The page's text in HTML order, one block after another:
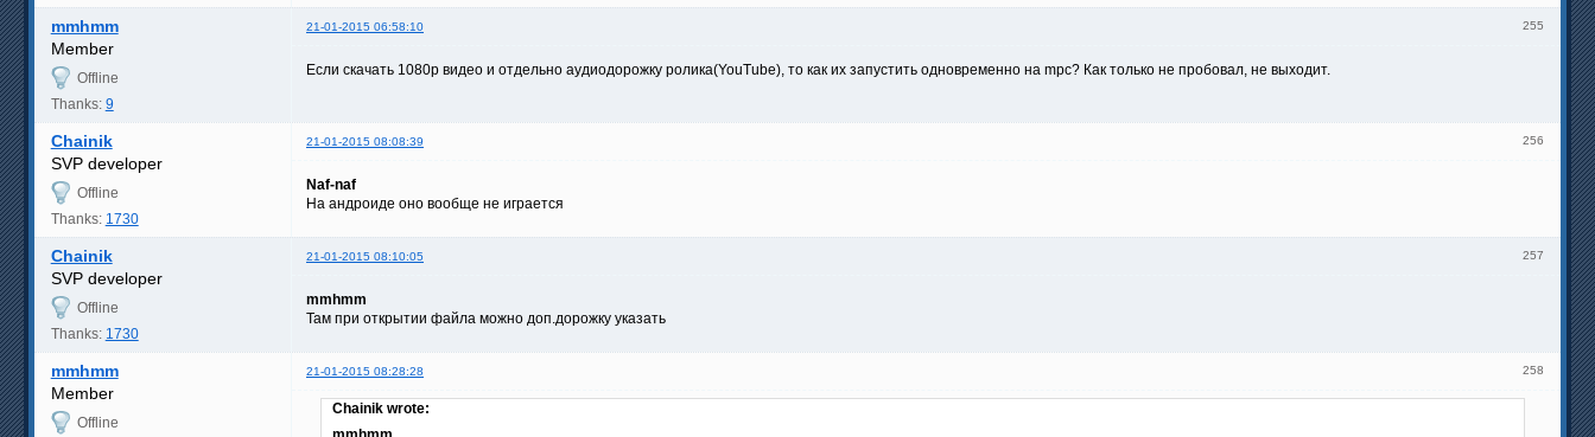
255
mmhmm 21-01-2015 06:58:10
Member
Offline
Thanks: 9
Если скачать 1080p видео и отдельно аудиодорожку ролика(YouTube), то как их запустить одновременно на mpc? Как только не пробовал, не выходит.
256
Chainik 21-01-2015 08:08:39
SVP developer
Offline
Thanks: 1730
Naf-naf
На андроиде оно вообще не играется
257
Chainik 21-01-2015 08:10:05
SVP developer
Offline
Thanks: 1730
mmhmm
Там при открытии файла можно доп.дорожку указать
258
mmhmm 21-01-2015 08:28:28
Member
Offline
Chainik wrote: